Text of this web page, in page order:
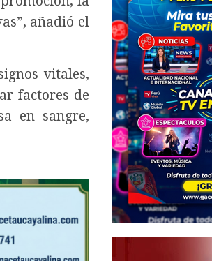
añadió el
vitales,
factores de
en sangre,